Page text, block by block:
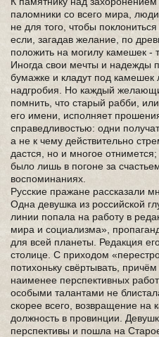
паломники со всего мира,
не для того, чтобы
если, загадав желание, по
положить на могилу камешек -
Иногда свои мечты и надежды
бумажке и кладут под
надгробия. Но каждый
помнить, что старый рабби,
его имени, исполняет
справедливостью: одни
а не к чему действительно
дастся, но и многое отнимется;
было лишь в погоне за
воспоминаниях.
Русские пражане рассказали
Одна девушка из российской
линии попала на работу в
мира и социализма»,
для всей планеты. Редакция
столице. С приходом
потихоньку свёртывать,
наименее перспективных
особыми талантами не
скорее всего, возвращение на
должность в провинции.
перспективы и пошла на